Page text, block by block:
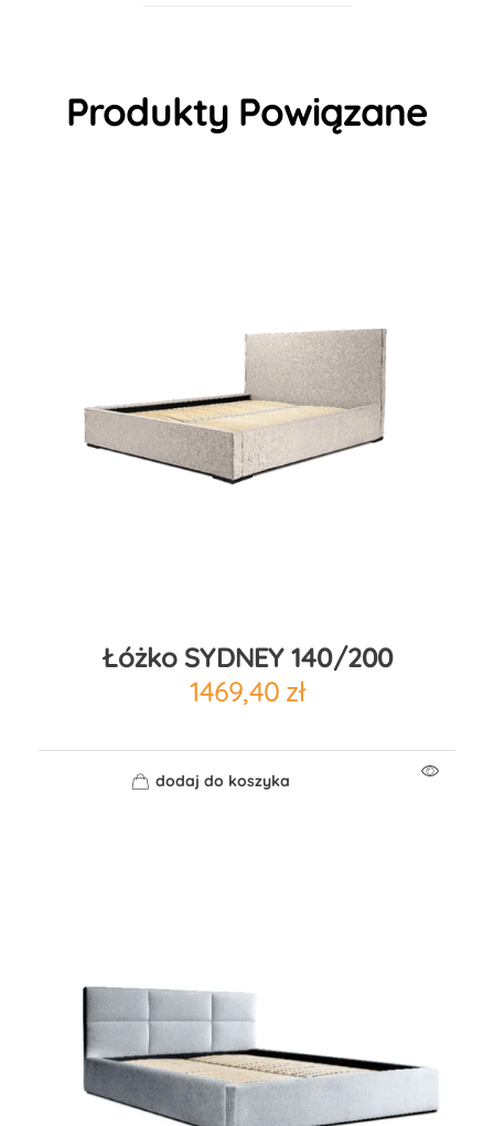
Produkty Powiązane
Łóżko SYDNEY 140/200
1469,40 zł
dodaj do koszyka